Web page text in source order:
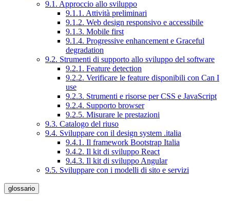
9.1. Approccio allo sviluppo
9.1.1. Attività preliminari
9.1.2. Web design responsivo e accessibile
9.1.3. Mobile first
9.1.4. Progressive enhancement e Graceful
degradation
9.2. Strumenti di supporto allo sviluppo del software
9.2.1. Feature detection
9.2.2. Verificare le feature disponibili con Can I
use
9.2.3. Strumenti e risorse per CSS e JavaScript
9.2.4. Supporto browser
9.2.5. Misurare le prestazioni
9.3. Catalogo del riuso
9.4. Sviluppare con il design system .italia
9.4.1. Il framework Bootstrap Italia
9.4.2. Il kit di sviluppo React
9.4.3. Il kit di sviluppo Angular
9.5. Sviluppare con i modelli di sito e servizi
glossario